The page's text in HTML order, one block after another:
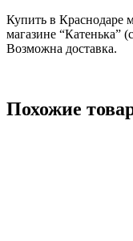
Купить в Краснодаре
магазине “Катенька”
Возможна доставка.
Похожие